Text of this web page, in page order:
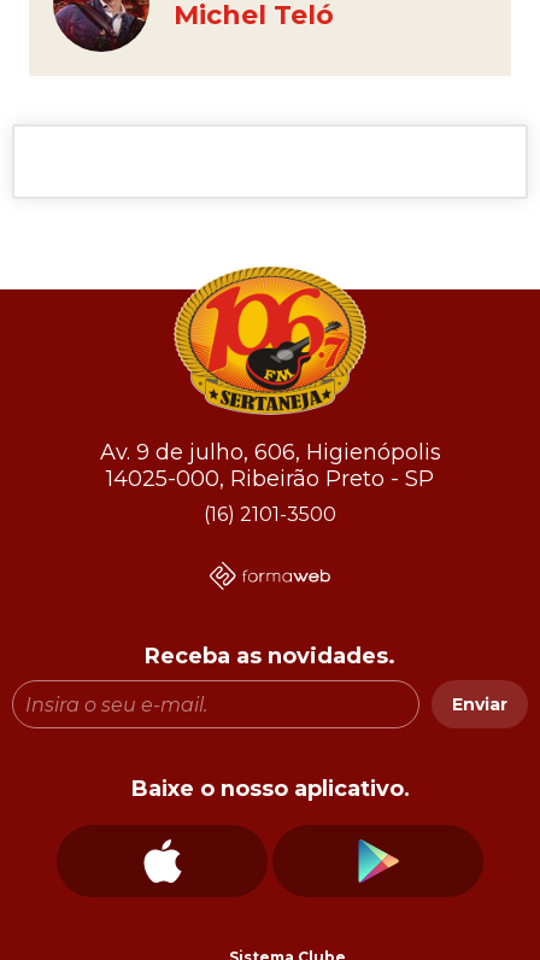
Michel Teló
Av. 9 de julho, 606, Higienópolis
14025-000, Ribeirão Preto - SP
(16) 2101-3500
Receba as novidades.
Enviar
Baixe o nosso aplicativo.